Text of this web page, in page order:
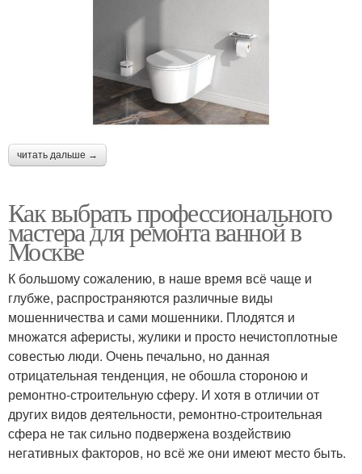
читать дальше →
Как выбрать профессионального
мастера для ремонта ванной в
Москве
К большому сожалению, в наше время всё чаще и
глубже, распространяются различные виды
мошенничества и сами мошенники. Плодятся и
множатся аферисты, жулики и просто нечистоплотные
совестью люди. Очень печально, но данная
отрицательная тенденция, не обошла стороною и
ремонтно-строительную сферу. И хотя в отличии от
других видов деятельности, ремонтно-строительная
сфера не так сильно подвержена воздействию
негативных факторов, но всё же они имеют место быть.